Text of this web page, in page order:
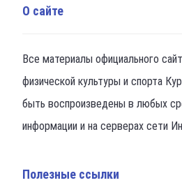
О сайте
Все материалы официального
физической культуры и спорта
быть воспроизведены в любых
информации и на серверах сети
Полезные ссылки